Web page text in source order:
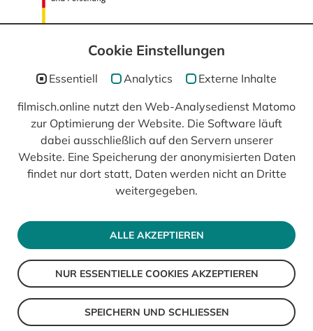
In Kooperation mit
© 2026 filmisch
Impressum
Datenschutz
Cookie Einstellungen
Essentiell Analytics Externe Inhalte
filmisch.online nutzt den Web-Analysedienst Matomo
zur Optimierung der Website. Die Software läuft
dabei ausschließlich auf den Servern unserer
Website. Eine Speicherung der anonymisierten Daten
findet nur dort statt, Daten werden nicht an Dritte
weitergegeben.
ALLE AKZEPTIEREN
NUR ESSENTIELLE COOKIES AKZEPTIEREN
SPEICHERN UND SCHLIESSEN